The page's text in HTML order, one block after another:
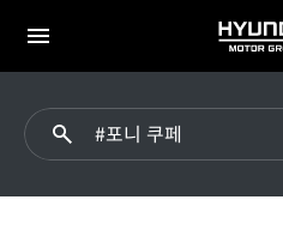
전체
MOTOR